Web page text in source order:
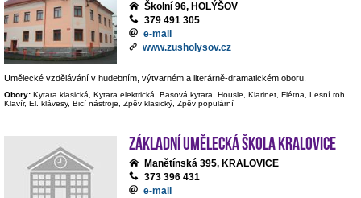
Školní 96, HOLÝŠOV
379 491 305
e-mail
www.zusholysov.cz
Umělecké vzdělávání v hudebním, výtvarném a literárně-dramatickém oboru.
Obory: Kytara klasická, Kytara elektrická, Basová kytara, Housle, Klarinet, Flétna, Lesní roh,
Klavír, El. klávesy, Bicí nástroje, Zpěv klasický, Zpěv populární
Základní umělecká škola Kralovice
Manětínská 395, KRALOVICE
373 396 431
e-mail